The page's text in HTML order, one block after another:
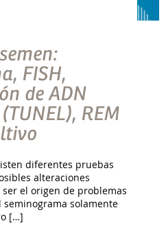
FISH,
de ADN
REM
diferentes pruebas
alteraciones
el origen de problemas
solamente
[…]